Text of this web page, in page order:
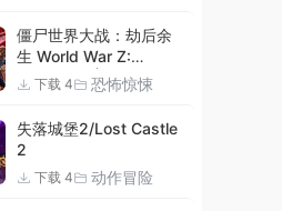
僵尸世界大战：劫后余
生 World War Z:
Aftermath |官方中文
09.27.24 v20240924
集成DLCs 赠多项修改器
+赠999等级.荣誉技能.
紫色荣誉头框.荣誉枪械
技能.解锁存档 解压即玩
下载 4 恐怖惊悚
失落城堡2/Lost Castle
2
下载 4 动作冒险